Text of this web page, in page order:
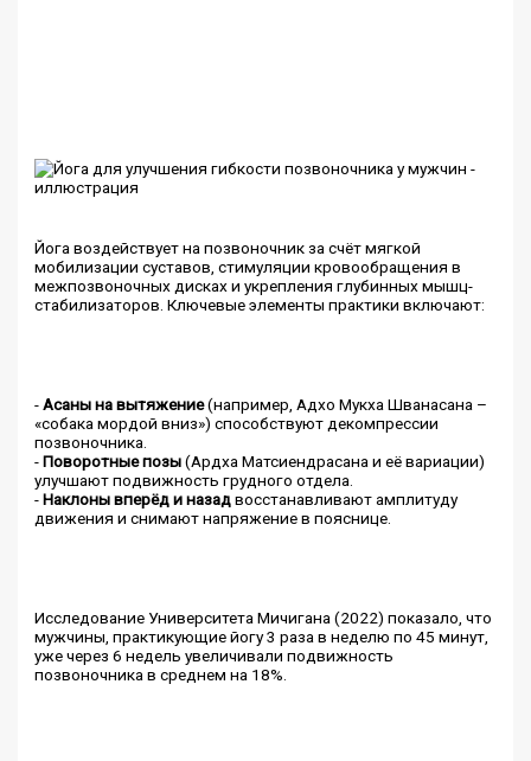
Йога воздействует на позвоночник за счёт мягкой
мобилизации суставов, стимуляции кровообращения в
межпозвоночных дисках и укрепления глубинных мышц-
стабилизаторов. Ключевые элементы практики включают:
-Асаны на вытяжение(например, Адхо Мукха Шванасана –
«собака мордой вниз») способствуют декомпрессии
позвоночника.
-Поворотные позы(Ардха Матсиендрасана и её вариации)
улучшают подвижность грудного отдела.
-Наклоны вперёд и назадвосстанавливают амплитуду
движения и снимают напряжение в пояснице.
Исследование Университета Мичигана (2022) показало, что
мужчины, практикующие йогу 3 раза в неделю по 45 минут,
уже через 6 недель увеличивали подвижность
позвоночника в среднем на 18%.